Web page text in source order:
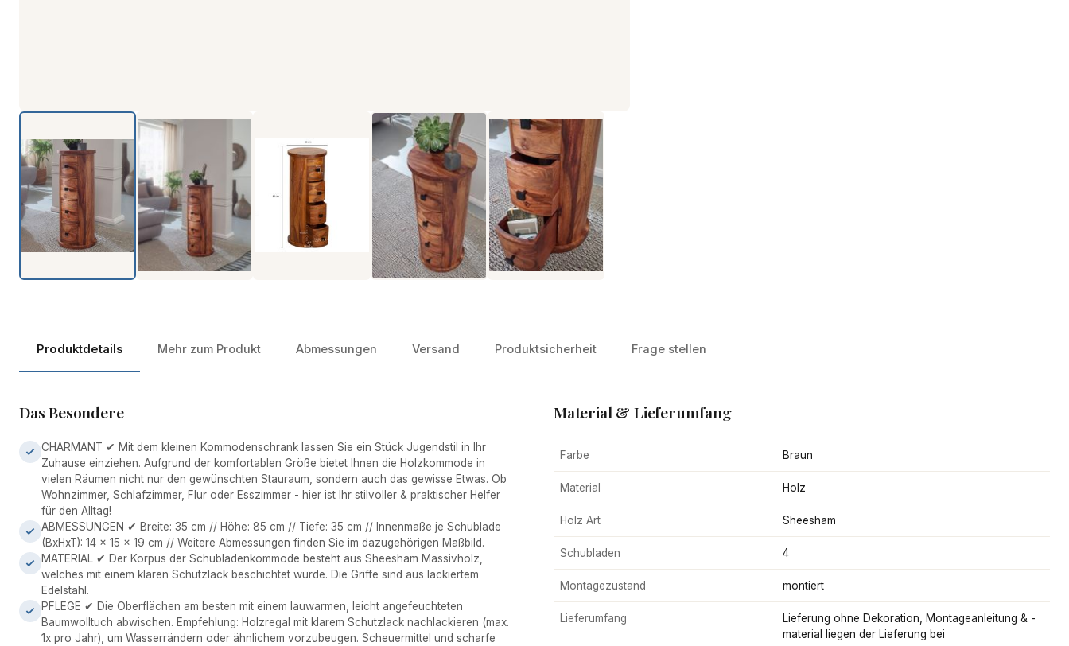
Produktdetails Mehr zum Produkt Abmessungen Versand Produktsicherheit Frage stellen
Das Besondere
CHARMANT ✔ Mit dem kleinen Kommodenschrank lassen Sie ein Stück Jugendstil in Ihr
Zuhause einziehen. Aufgrund der komfortablen Größe bietet Ihnen die Holzkommode in
vielen Räumen nicht nur den gewünschten Stauraum, sondern auch das gewisse Etwas. Ob
Wohnzimmer, Schlafzimmer, Flur oder Esszimmer - hier ist Ihr stilvoller & praktischer Helfer
für den Alltag!
ABMESSUNGEN ✔ Breite: 35 cm // Höhe: 85 cm // Tiefe: 35 cm // Innenmaße je Schublade
(BxHxT): 14 x 15 x 19 cm // Weitere Abmessungen finden Sie im dazugehörigen Maßbild.
MATERIAL ✔ Der Korpus der Schubladenkommode besteht aus Sheesham Massivholz,
welches mit einem klaren Schutzlack beschichtet wurde. Die Griffe sind aus lackiertem
Edelstahl.
PFLEGE ✔ Die Oberflächen am besten mit einem lauwarmen, leicht angefeuchteten
Baumwolltuch abwischen. Empfehlung: Holzregal mit klarem Schutzlack nachlackieren (max.
1x pro Jahr), um Wasserrändern oder ähnlichem vorzubeugen. Scheuermittel und scharfe
Material & Lieferumfang
Farbe Braun
Material Holz
Holz Art Sheesham
Schubladen 4
Montagezustand montiert
Lieferumfang
Lieferung ohne Dekoration, Montageanleitung & -
material liegen der Lieferung bei